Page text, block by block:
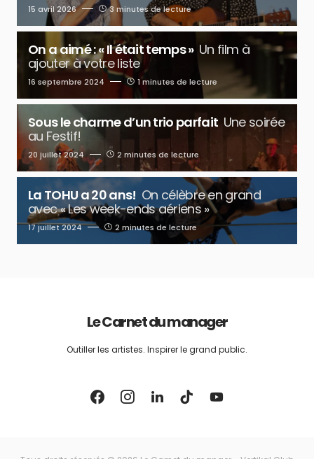
15 avril 2026 3 minutes de lecture
On a aimé : « Il était temps » Un film à
ajouter à votre liste
16 septembre 2024 1 minutes de lecture
Sous le charme d’un trio parfait Une soirée
au Festif!
20 juillet 2024 2 minutes de lecture
La TOHU a 20 ans! On célèbre en grand
avec « Les week-ends aériens »
17 juillet 2024 2 minutes de lecture
Le Carnet du manager
Outiller les artistes. Inspirer le grand public.